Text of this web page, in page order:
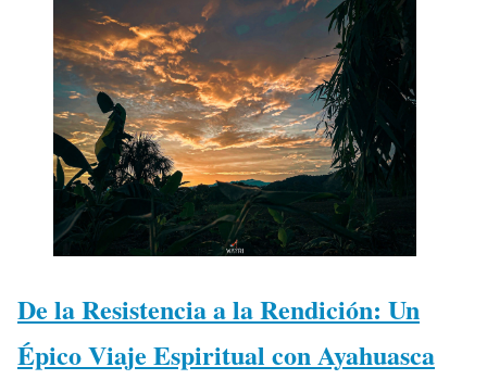
De la Resistencia a la Rendición: Un
Épico Viaje Espiritual con Ayahuasca